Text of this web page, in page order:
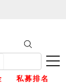
私募排名